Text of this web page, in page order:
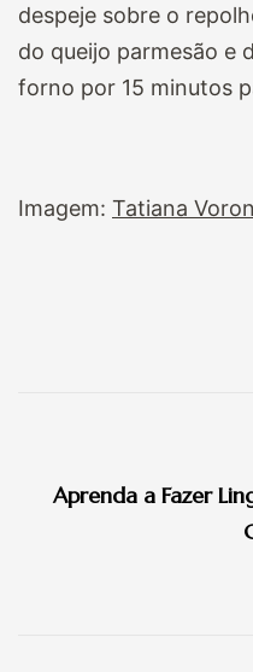
despeje sobre o
do queijo parmesão e
forno por 15 minutos
Imagem: Tatiana
post
Aprenda a Fazer